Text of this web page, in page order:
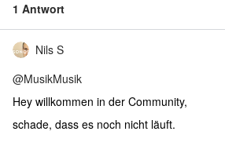
1 Antwort
Nils S
@MusikMusik
Hey willkommen in der Community,
schade, dass es noch nicht läuft.